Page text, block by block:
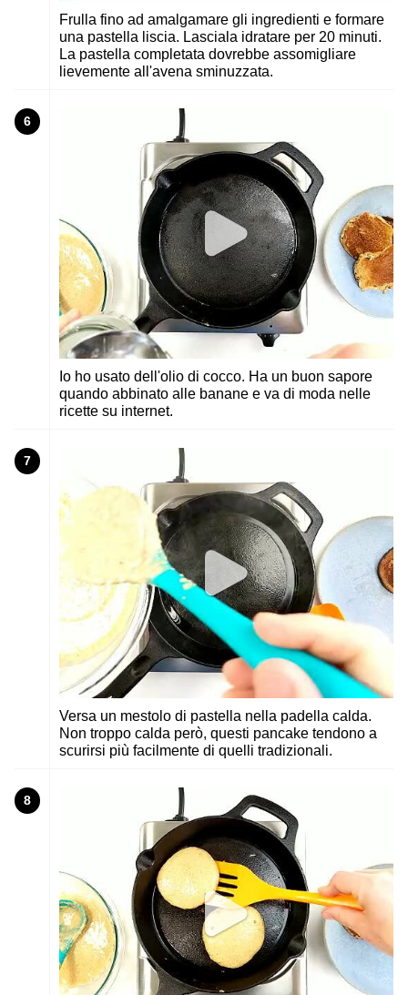
Frulla fino ad amalgamare gli ingredienti e formare
una pastella liscia. Lasciala idratare per 20 minuti.
La pastella completata dovrebbe assomigliare
lievemente all'avena sminuzzata.
6
Io ho usato dell'olio di cocco. Ha un buon sapore
quando abbinato alle banane e va di moda nelle
ricette su internet.
7
Versa un mestolo di pastella nella padella calda.
Non troppo calda però, questi pancake tendono a
scurirsi più facilmente di quelli tradizionali.
8